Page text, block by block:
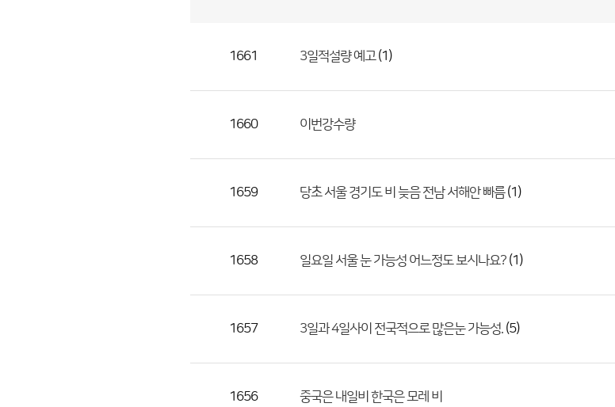
로
제
성
1661 3일적설량 예고(1)
1660 이번강수량
1659 당초 서울 경기도 비 늦음 전남 서해안 빠름(1)
1658 일요일 서울 눈 가능성 어느정도 보시나요? (1)
1657 3일과 4일사이 전국적으로 많은눈 가능성. (5)
1656 중국은 내일비 한국은 모레 비